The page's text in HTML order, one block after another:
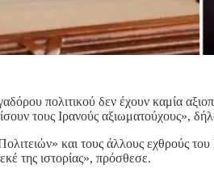
πολιτικού δεν έχουν καμία
τους Ιρανούς αξιωματούχους»,
και τους άλλους εχθρούς του
της ιστορίας», πρόσθεσε.